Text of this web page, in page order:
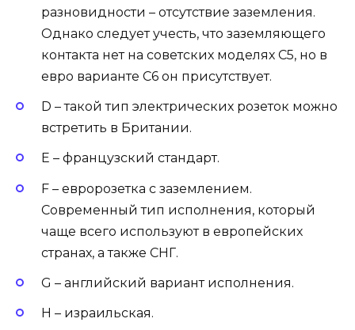
разновидности – отсутствие заземления.
Однако следует учесть, что заземляющего
контакта нет на советских моделях C5, но в
евро варианте С6 он присутствует.
D – такой тип электрических розеток можно
встретить в Британии.
E – французский стандарт.
F – евророзетка с заземлением.
Современный тип исполнения, который
чаще всего используют в европейских
странах, а также СНГ.
G – английский вариант исполнения.
H – израильская.